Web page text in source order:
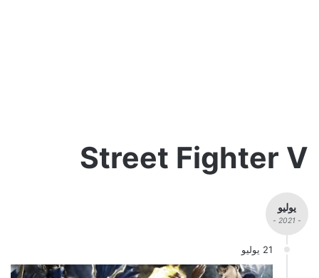
Street Fighter V
يوليو
- 2021 -
21 يوليو